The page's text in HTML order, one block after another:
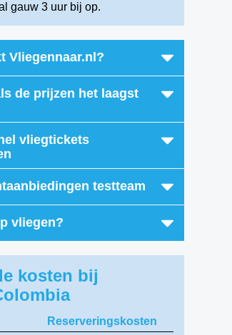
gauw 3 uur bij op.
Vliegennaar.nl?
de prijzen het laagst
vliegtickets
testteam
vliegen?
kosten bij
Reserveringskosten